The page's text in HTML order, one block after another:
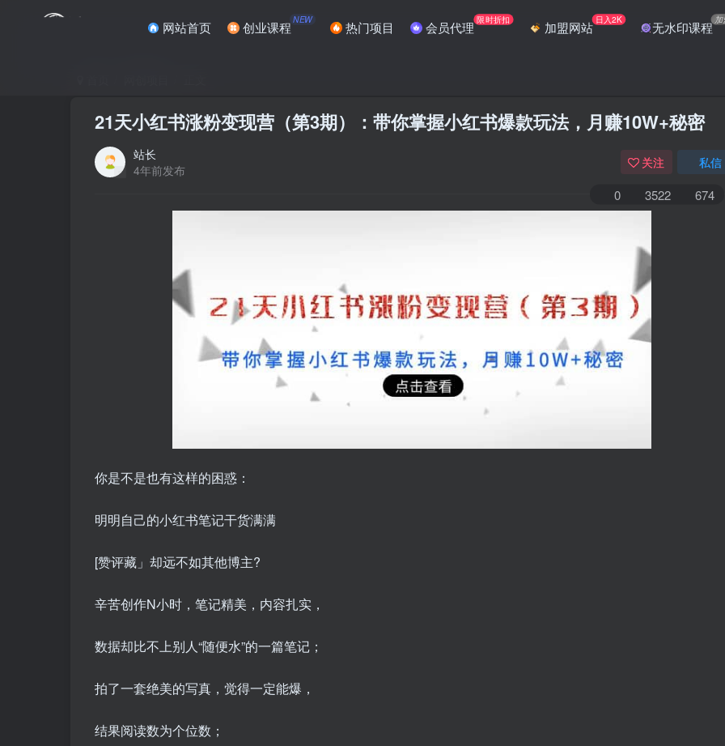
网站首页 创业课程 NEW 热门项目 会员代理 限时折扣 加盟网站 日入2K 无水印课程
21天小红书涨粉变现营（第3期）：带你掌握小红书爆款玩法，月赚10W+秘密
站长
4年前发布
关注 私信
0 3522 674
你是不是也有这样的困惑：
明明自己的小红书笔记干货满满
[赞评藏」却远不如其他博主?
辛苦创作N小时，笔记精美，内容扎实，
数据却比不上别人“随便水”的一篇笔记；
拍了一套绝美的写真，觉得一定能爆，
结果阅读数为个位数；